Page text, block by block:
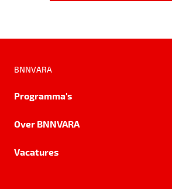
BNNVARA
Programma's
Over BNNVARA
Vacatures